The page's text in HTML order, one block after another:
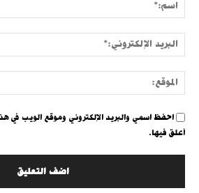
احفظ اسمي والبريد الإلكتروني وموقع الويب في
أعلق فيها.